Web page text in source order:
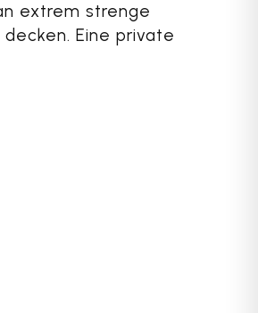
extrem strenge
Eine private